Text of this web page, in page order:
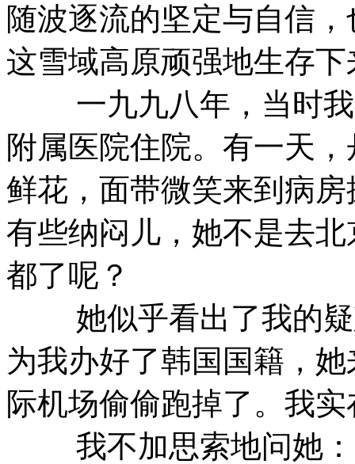
随波逐流的坚定与自信
这雪域高原顽强地生存下
一九九八年，当时我
附属医院住院。有一天
鲜花，面带微笑来到病
有些纳闷儿，她不是去
都了呢？
她似乎看出了我的疑
为我办好了韩国国籍，
际机场偷偷跑掉了。我
我不加思索地问她：“